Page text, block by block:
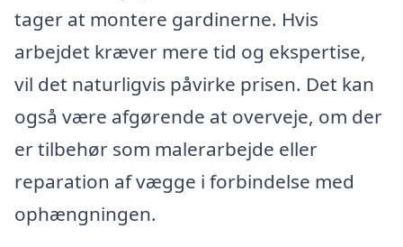
tager at montere gardinerne. Hvis
arbejdet kræver mere tid og ekspertise,
vil det naturligvis påvirke prisen. Det kan
også være afgørende at overveje, om der
er tilbehør som malerarbejde eller
reparation af vægge i forbindelse med
ophængningen.